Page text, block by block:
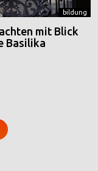
bildung
mit Blick
Basilika